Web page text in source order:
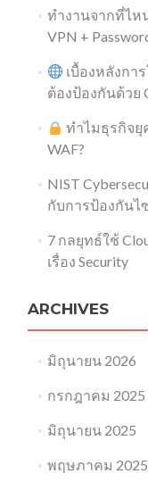
ทำงานจากที่ไห
VPN +
เบื้องหลังกา
ต้องป้องกันด้วย
ทำไมธุรกิจยุ
WAF?
NIST
กับการป้องกันไ
7 กลยุทธ์ใช้
เรื่อง Security​
ARCHIVES
มิถุนายน 2026
กรกฎาคม 2025
มิถุนายน 2025
พฤษภาคม 2025